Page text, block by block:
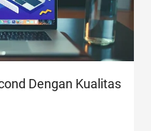
Dengan Kualitas